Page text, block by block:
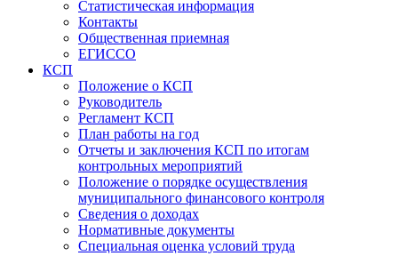
Статистическая информация
Контакты
Общественная приемная
ЕГИССО
КСП
Положение о КСП
Руководитель
Регламент КСП
План работы на год
Отчеты и заключения КСП по итогам
контрольных мероприятий
Положение о порядке осуществления
муниципального финансового контроля
Сведения о доходах
Нормативные документы
Специальная оценка условий труда